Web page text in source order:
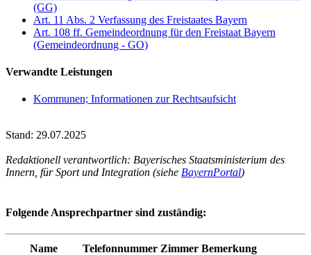
(GG)
Art. 11 Abs. 2 Verfassung des Freistaates Bayern
Art. 108 ff. Gemeindeordnung für den Freistaat Bayern
(Gemeindeordnung - GO)
Verwandte Leistungen
Kommunen; Informationen zur Rechtsaufsicht
Stand: 29.07.2025
Redaktionell verantwortlich: Bayerisches Staatsministerium des
Innern, für Sport und Integration (siehe BayernPortal)
Folgende Ansprechpartner sind zuständig:
Name Telefonnummer Zimmer Bemerkung